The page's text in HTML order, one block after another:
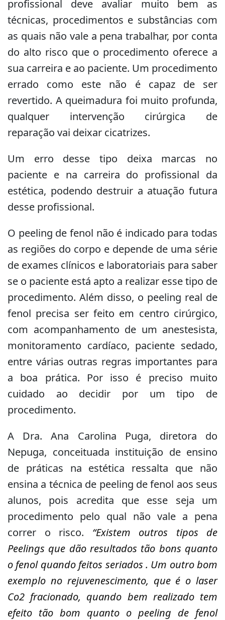
profissional deve avaliar muito bem as
técnicas, procedimentos e substâncias com
as quais não vale a pena trabalhar, por conta
do alto risco que o procedimento oferece a
sua carreira e ao paciente. Um procedimento
errado como este não é capaz de ser
revertido. A queimadura foi muito profunda,
qualquer intervenção cirúrgica de
reparação vai deixar cicatrizes.
Um erro desse tipo deixa marcas no
paciente e na carreira do profissional da
estética, podendo destruir a atuação futura
desse profissional.
O peeling de fenol não é indicado para todas
as regiões do corpo e depende de uma série
de exames clínicos e laboratoriais para saber
se o paciente está apto a realizar esse tipo de
procedimento. Além disso, o peeling real de
fenol precisa ser feito em centro cirúrgico,
com acompanhamento de um anestesista,
monitoramento cardíaco, paciente sedado,
entre várias outras regras importantes para
a boa prática. Por isso é preciso muito
cuidado ao decidir por um tipo de
procedimento.
A Dra. Ana Carolina Puga, diretora do
Nepuga, conceituada instituição de ensino
de práticas na estética ressalta que não
ensina a técnica de peeling de fenol aos seus
alunos, pois acredita que esse seja um
procedimento pelo qual não vale a pena
correr o risco. “Existem outros tipos de
Peelings que dão resultados tão bons quanto
o fenol quando feitos seriados . Um outro bom
exemplo no rejuvenescimento, que é o laser
Co2 fracionado, quando bem realizado tem
efeito tão bom quanto o peeling de fenol